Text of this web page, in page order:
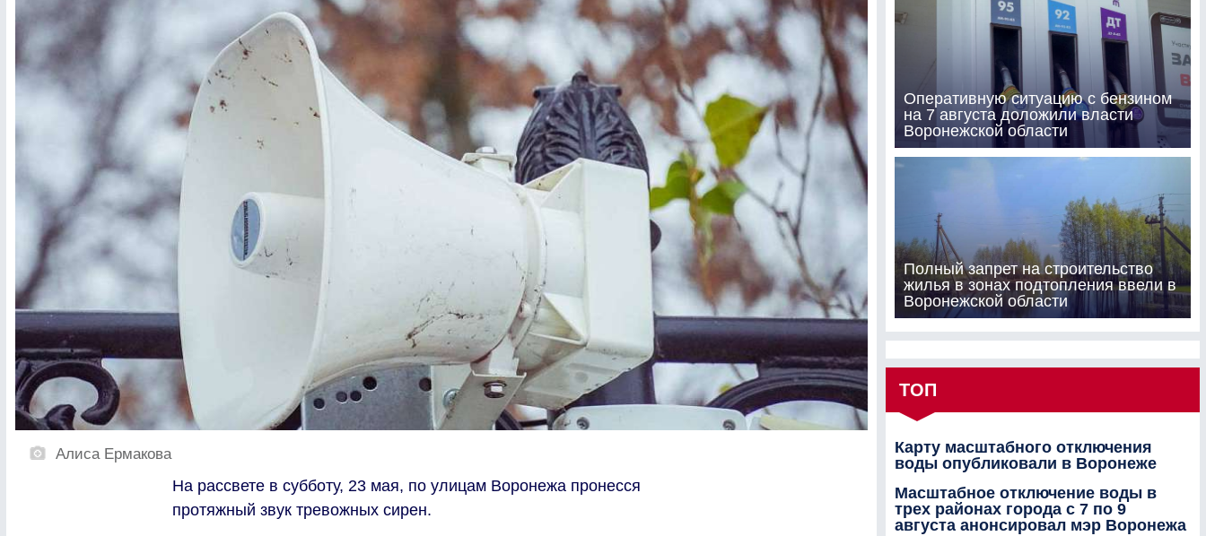
Алиса Ермакова
На рассвете в субботу, 23 мая, по улицам Воронежа пронесся
протяжный звук тревожных сирен.
Оперативную ситуацию с бензином
на 7 августа доложили власти
Воронежской области
Полный запрет на строительство
жилья в зонах подтопления ввели в
Воронежской области
ТОП
Карту масштабного отключения
воды опубликовали в Воронеже
Масштабное отключение воды в
трех районах города с 7 по 9
августа анонсировал мэр Воронежа